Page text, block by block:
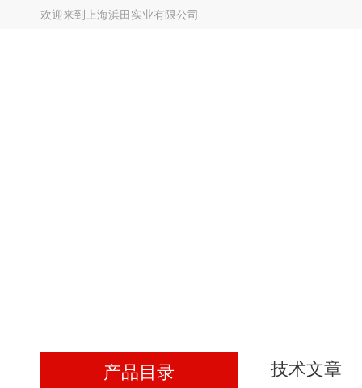
欢迎来到 上海浜田实业有限公司
产品目录 技术文章